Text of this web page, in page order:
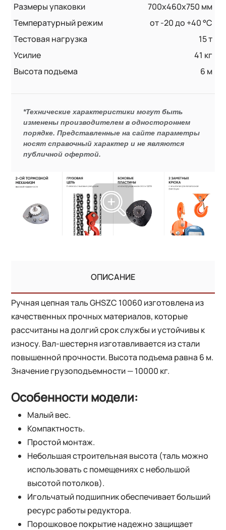
Размеры упаковки
700x460x750 мм
Температурный режим
от -20 до +40 °С
Тестовая нагрузка
15 т
Усилие
41 кг
Высота подъема
6 м
*Технические характеристики могут быть
изменены производителем в одностороннем
порядке. Представленные на сайте параметры
носят справочный характер и не являются
публичной офертой.
ОПИСАНИЕ
Ручная цепная таль GHSZC 10060 изготовлена из
качественных прочных материалов, которые
рассчитаны на долгий срок службы и устойчивы к
износу. Вал-шестерня изготавливается из стали
повышенной прочности. Высота подъема равна 6 м.
Значение грузоподъемности — 10000 кг.
Особенности модели:
Малый вес.
Компактность.
Простой монтаж.
Небольшая строительная высота (таль можно
использовать с помещениях с небольшой
высотой потолков).
Игольчатый подшипник обеспечивает больший
ресурс работы редуктора.
Порошковое покрытие надежно защищает